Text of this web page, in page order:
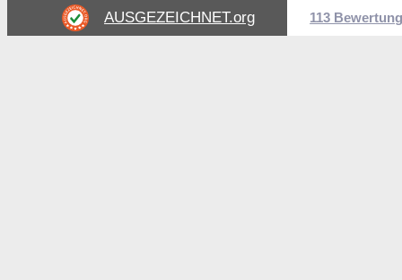
AUSGEZEICHNET.org 113